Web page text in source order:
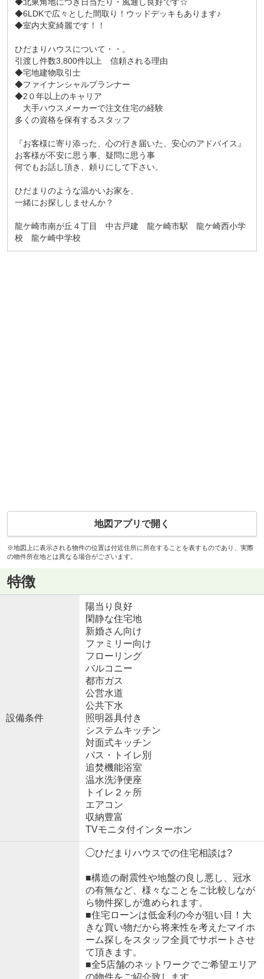
◆北東角地につき日当たり・風通し良好です☆
◆6LDKで広々とした間取り！ウッドデッキもあります♪
◆室内大変綺麗です！！
ひだまりハウスについて・・。
引渡し件数3,800件以上 信頼される理由
◆宅地建物取引士
◆ファイナンシャルプランナー
◆2０年以上のキャリア
大手ハウスメーカーで注文住宅の経験
多くの資格を保有するスタッフ
『お客様に寄り添った、心の行き届いた、安心のアドバイス』
お客様が不安に思う事、疑問に思う事
何でもお話し頂き、頼りにして下さい。
ひだまりのような温かいお家を、
一緒にお探ししませんか？
龍ケ崎市南が丘４丁目 中古戸建 龍ケ崎市駅 龍ケ崎西小学
校 龍ケ崎中学校
地図アプリで開く
※地図上に表示される物件の位置は付近住所に所在することを表すものであり、実際
の物件所在地とは異なる場合がございます。
特徴
設備条件
陽当り良好
閑静な住宅地
新婚さん向け
ファミリー向け
フローリング
バルコニー
都市ガス
公営水道
公共下水
照明器具付き
システムキッチン
対面式キッチン
バス・トイレ別
追焚機能浴室
温水洗浄便座
トイレ２ヶ所
エアコン
収納豊富
TVモニタ付インターホン
◯ひだまりハウスでの住宅相談は?
■構造の耐震性や地盤の良し悪し、冠水
の有無など、様々なことをご比較しなが
ら物件探しが進められます。
■住宅ローンは低金利の今が狙い目！大
きな買い物だから将来性を考えたマイホ
ーム探しをスタッフ全員でサポートさせ
て頂きます。
■全5店舗のネットワークでご希望エリア